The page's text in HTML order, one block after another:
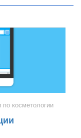
косметологии